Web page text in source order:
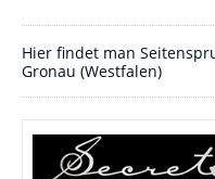
Hier findet man
Gronau (Westfalen)